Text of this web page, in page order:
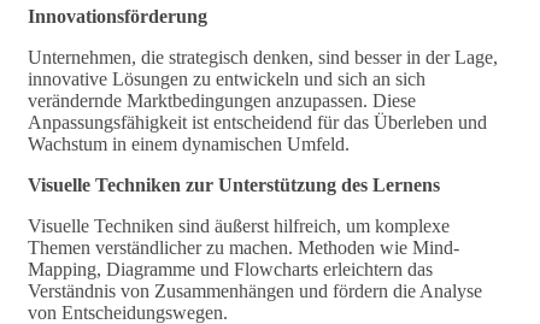
Innovationsförderung
Unternehmen, die strategisch denken, sind besser in der Lage,
innovative Lösungen zu entwickeln und sich an sich
verändernde Marktbedingungen anzupassen. Diese
Anpassungsfähigkeit ist entscheidend für das Überleben und
Wachstum in einem dynamischen Umfeld.
Visuelle Techniken zur Unterstützung des Lernens
Visuelle Techniken sind äußerst hilfreich, um komplexe
Themen verständlicher zu machen. Methoden wie Mind-
Mapping, Diagramme und Flowcharts erleichtern das
Verständnis von Zusammenhängen und fördern die Analyse
von Entscheidungswegen.